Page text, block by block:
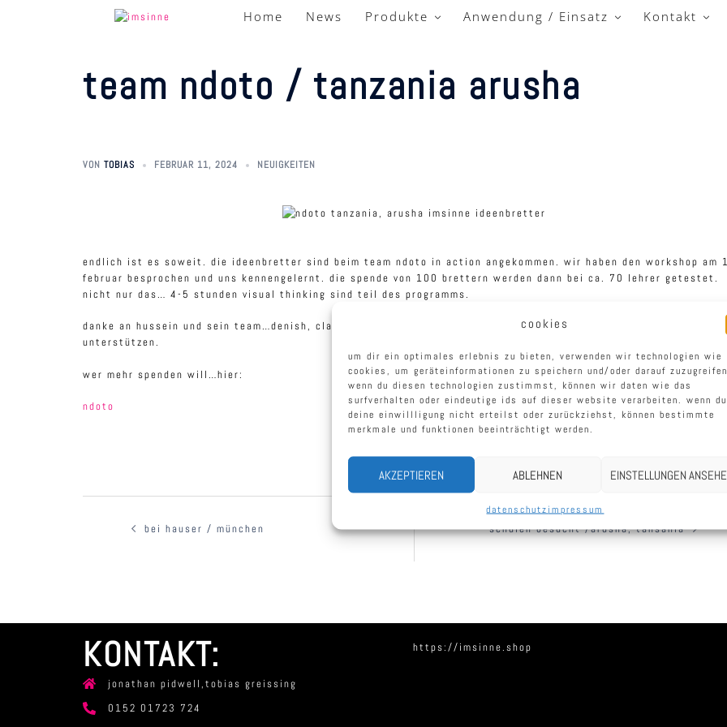
cookies
um dir ein optimales erlebnis zu bieten, verwenden wir technologien wie
cookies, um geräteinformationen zu speichern und/oder darauf
wenn du diesen technologien zustimmst, können wir daten wie das
surfverhalten oder eindeutige ids auf dieser website verarbeiten. wenn du
deine einwillligung nicht erteilst oder zurückziehst, können bestimmte
merkmale und funktionen beeinträchtigt werden.
AKZEPTIEREN ABLEHNEN EINSTELLUNGEN
datenschutzimpressum
Home News Produkte Anwendung / Einsatz Kontakt
team ndoto / tanzania arusha
VON TOBIAS FEBRUAR 11, 2024 NEUIGKEITEN
endlich ist es soweit. die ideenbretter sind beim team ndoto in action angekommen. wir haben den workshop am
februar besprochen und uns kennengelernt. die spende von 100 brettern werden dann bei ca. 70 lehrer getestet.
nicht nur das… 4-5 stunden visual thinking sind teil des programms.
danke an hussein und sein team…denish, claranc, lilian, diana und rachel. es macht spass und sinn, diese ngo zu
unterstützen.
wer mehr spenden will…hier:
ndoto
beitragsnavigation
bei hauser / münchen schulen besucht /arusha, tansania
KONTAKT:
jonathan pidwell,tobias greissing
0152 01723 724
https://imsinne.shop